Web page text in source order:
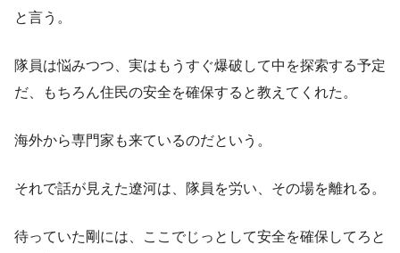
と言う。
隊員は悩みつつ、実はもうすぐ爆破して中を探索する予定
だ、もちろん住民の安全を確保すると教えてくれた。
海外から専門家も来ているのだという。
それで話が見えた遼河は、隊員を労い、その場を離れる。
待っていた剛には、ここでじっとして安全を確保してろと